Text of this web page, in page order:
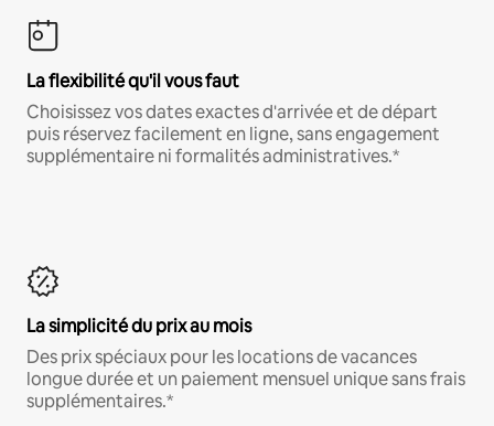
La flexibilité qu'il vous faut
Choisissez vos dates exactes d'arrivée et de départ
puis réservez facilement en ligne, sans engagement
supplémentaire ni formalités administratives.*
La simplicité du prix au mois
Des prix spéciaux pour les locations de vacances
longue durée et un paiement mensuel unique sans frais
supplémentaires.*